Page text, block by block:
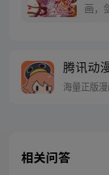
画，
腾讯动
海量正版
相关问答